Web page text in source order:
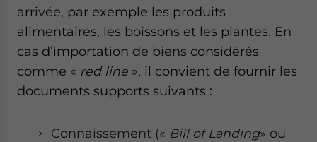
arrivée, par exemple les produits
alimentaires, les boissons et les plantes. En
cas d’importation de biens considérés
comme « red line », il convient de fournir les
documents supports suivants :
Connaissement (« Bill of Landing» ou